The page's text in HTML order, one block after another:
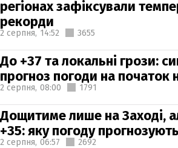
регіонах зафіксували
рекорди
2 серпня, 14:52 3655
До +37 та локальні грози:
прогноз погоди на початок
2 серпня, 08:00 1791
Дощитиме лише на Заході,
+35: яку погоду
2 серпня, 06:57 2692